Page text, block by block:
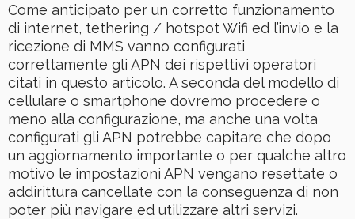
Come anticipato per un corretto funzionamento
di internet, tethering / hotspot Wifi ed l’invio e la
ricezione di MMS vanno configurati
correttamente gli APN dei rispettivi operatori
citati in questo articolo. A seconda del modello di
cellulare o smartphone dovremo procedere o
meno alla configurazione, ma anche una volta
configurati gli APN potrebbe capitare che dopo
un aggiornamento importante o per qualche altro
motivo le impostazioni APN vengano resettate o
addirittura cancellate con la conseguenza di non
poter più navigare ed utilizzare altri servizi.